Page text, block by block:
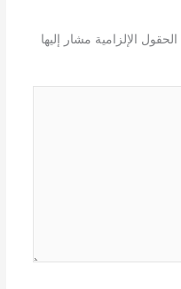
الحقول الإلزامية مشار إليها